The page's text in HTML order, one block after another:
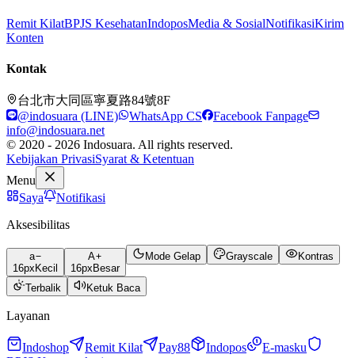
Remit KilatBPJS KesehatanIndoposMedia & SosialNotifikasiKirim
Konten
Kontak
台北市大同區寧夏路84號8F
@indosuara (LINE)
WhatsApp CS
Facebook Fanpage
info@indosuara.net
© 2020 - 2026 Indosuara. All rights reserved.
Kebijakan PrivasiSyarat & Ketentuan
Menu
Saya
Notifikasi
Aksesibilitas
a
16px Kecil
A
16px Besar
Mode Gelap Grayscale Kontras
Terbalik Ketuk Baca
Layanan
Indoshop Remit Kilat Pay88 Indopos
E-masku